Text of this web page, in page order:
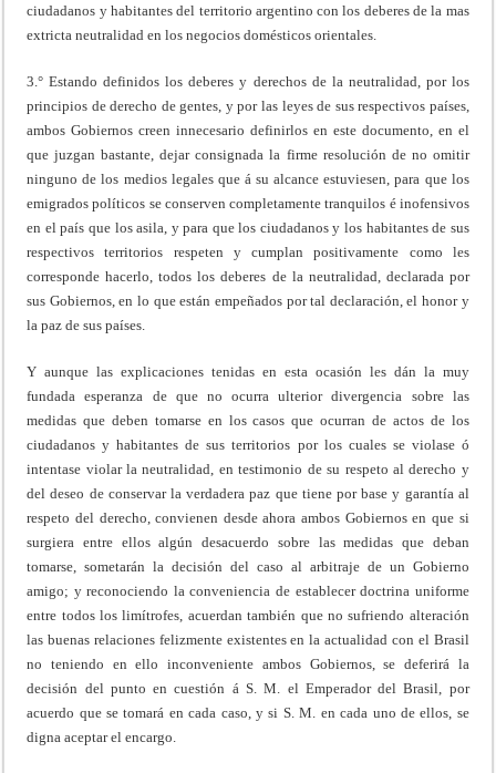
ciudadanos y habitantes del territorio argentino con los deberes de la mas
extricta neutralidad en los negocios domésticos orientales.
3.° Estando definidos los deberes y derechos de la neutralidad, por los
principios de derecho de gentes, y por las leyes de sus respectivos países,
ambos Gobiernos creen innecesario definirlos en este documento, en el
que juzgan bastante, dejar consignada la firme resolución de no omitir
ninguno de los medios legales que á su alcance estuviesen, para que los
emigrados políticos se conserven completamente tranquilos é inofensivos
en el país que los asila, y para que los ciudadanos y los habitantes de sus
respectivos territorios respeten y cumplan positivamente como les
corresponde hacerlo, todos los deberes de la neutralidad, declarada por
sus Gobiernos, en lo que están empeñados por tal declaración, el honor y
la paz de sus países.
Y aunque las explicaciones tenidas en esta ocasión les dán la muy
fundada esperanza de que no ocurra ulterior divergencia sobre las
medidas que deben tomarse en los casos que ocurran de actos de los
ciudadanos y habitantes de sus territorios por los cuales se violase ó
intentase violar la neutralidad, en testimonio de su respeto al derecho y
del deseo de conservar la verdadera paz que tiene por base y garantía al
respeto del derecho, convienen desde ahora ambos Gobiernos en que si
surgiera entre ellos algún desacuerdo sobre las medidas que deban
tomarse, sometarán la decisión del caso al arbitraje de un Gobierno
amigo; y reconociendo la conveniencia de establecer doctrina uniforme
entre todos los limítrofes, acuerdan también que no sufriendo alteración
las buenas relaciones felizmente existentes en la actualidad con el Brasil
no teniendo en ello inconveniente ambos Gobiernos, se deferirá la
decisión del punto en cuestión á S. M. el Emperador del Brasil, por
acuerdo que se tomará en cada caso, y si S. M. en cada uno de ellos, se
digna aceptar el encargo.